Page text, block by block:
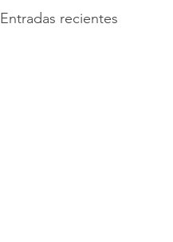
Entradas recientes